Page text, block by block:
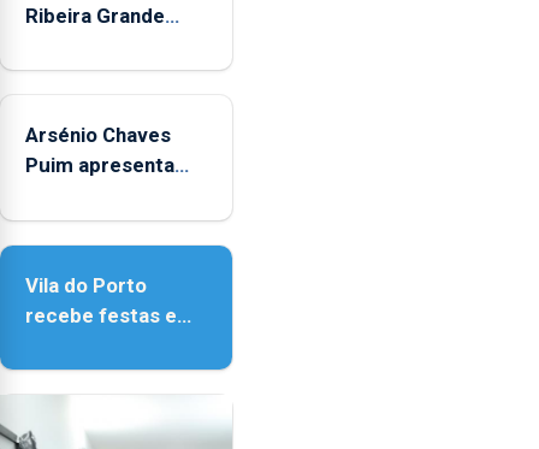
de
entre
14h00
e
18h00.
Ribeira Grande
"Museus no Verão"
Arsénio Chaves
Puim apresenta
de Vila do Porto
Vila do Porto
recebe festas em
Senhora da